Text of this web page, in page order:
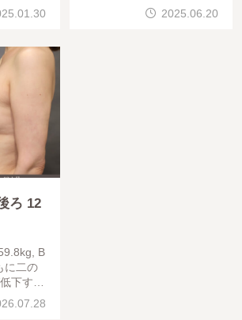
ングエ
変わり
が解消されない場合があり
ます。超音波検査で乳腺の
2025.06.20
ろ 12
B
に二の
下する
ような
はなっ